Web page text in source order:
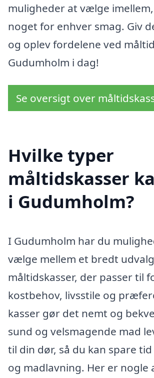
muligheder at vælge
noget for enhver smag. Giv
og oplev fordelene ved
Gudumholm i dag!
Se oversigt over
Hvilke typer
måltidskasser
i Gudumholm?
I Gudumholm har du
vælge mellem et bredt
måltidskasser, der passer til
kostbehov, livsstile og
kasser gør det nemt og
sund og velsmagende mad
til din dør, så du kan spare
og madlavning. Her er nogle